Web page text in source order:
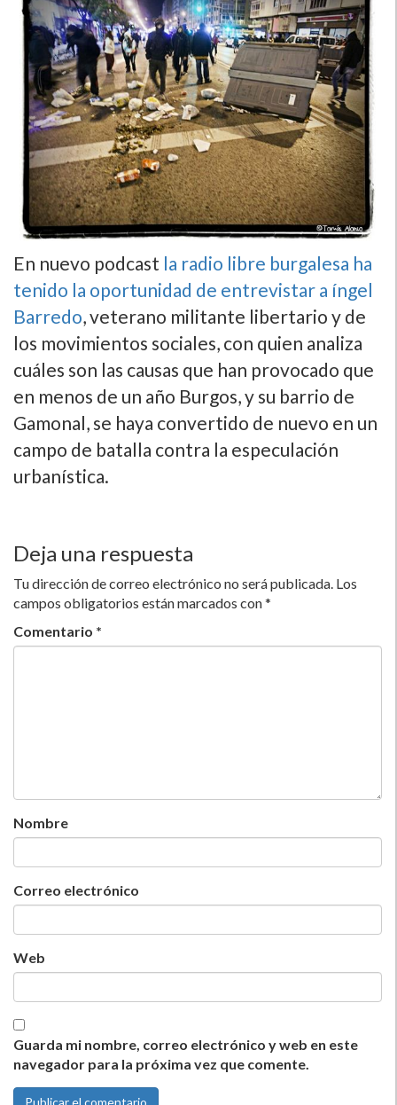
En nuevo podcast la radio libre burgalesa ha
tenido la oportunidad de entrevistar a íngel
Barredo, veterano militante libertario y de
los movimientos sociales, con quien analiza
cuáles son las causas que han provocado que
en menos de un año Burgos, y su barrio de
Gamonal, se haya convertido de nuevo en un
campo de batalla contra la especulación
urbaní­stica.
Deja una respuesta
Tu dirección de correo electrónico no será publicada. Los
campos obligatorios están marcados con*
Comentario *
Nombre
Correo electrónico
Web
Guarda mi nombre, correo electrónico y web en este
navegador para la próxima vez que comente.